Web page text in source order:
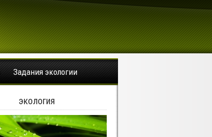
Задания экологии
экология